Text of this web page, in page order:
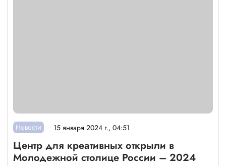
Новости 15 января 2024 г., 04:51
Центр для креативных открыли в
Молодежной столице России – 2024